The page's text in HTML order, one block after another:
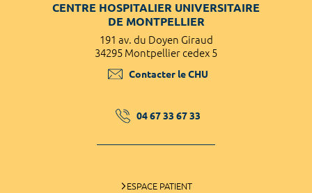
CENTRE HOSPITALIER UNIVERSITAIRE
DE MONTPELLIER
191 av. du Doyen Giraud
34295 Montpellier cedex 5
Contacter le CHU
04 67 33 67 33
ESPACE PATIENT